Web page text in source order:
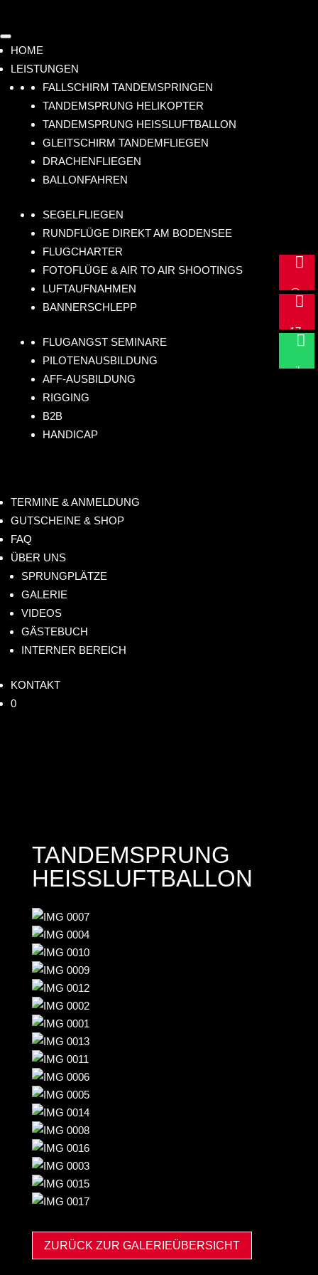
HOME
LEISTUNGEN
FALLSCHIRM TANDEMSPRINGEN
TANDEMSPRUNG HELIKOPTER
TANDEMSPRUNG HEISSLUFTBALLON
GLEITSCHIRM TANDEMFLIEGEN
DRACHENFLIEGEN
BALLONFAHREN
SEGELFLIEGEN
RUNDFLÜGE DIREKT AM BODENSEE
FLUGCHARTER
FOTOFLÜGE & AIR TO AIR SHOOTINGS
LUFTAUFNAHMEN
BANNERSCHLEPP
FLUGANGST SEMINARE
PILOTENAUSBILDUNG
AFF-AUSBILDUNG
RIGGING
B2B
HANDICAP
TERMINE & ANMELDUNG
GUTSCHEINE & SHOP
FAQ
ÜBER UNS
SPRUNGPLÄTZE
GALERIE
VIDEOS
GÄSTEBUCH
INTERNER BEREICH
KONTAKT
0
TANDEMSPRUNG
HEISSLUFTBALLON
ZURÜCK ZUR GALERIEÜBERSICHT

m
@
hu
m
anf
lig

+4
17
73

Sc
eib